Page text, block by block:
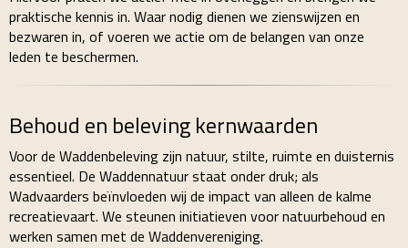
praktische kennis in. Waar nodig dienen we zienswijzen en
bezwaren in, of voeren we actie om de belangen van onze
leden te beschermen.
Behoud en beleving kernwaarden
Voor de Waddenbeleving zijn natuur, stilte, ruimte en duisternis
essentieel. De Waddennatuur staat onder druk; als
Wadvaarders beïnvloeden wij de impact van alleen de kalme
recreatievaart. We steunen initiatieven voor natuurbehoud en
werken samen met de Waddenvereniging.